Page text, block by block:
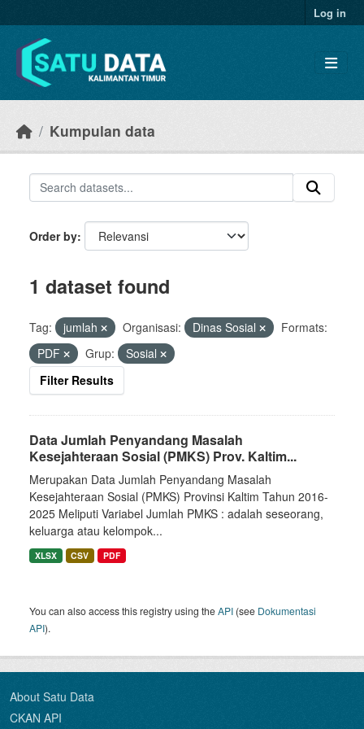
Log in
Kumpulan data
Order by
1 dataset found
Tag: jumlah Organisasi: Dinas Sosial
Formats:
PDF
Grup:
Sosial
Filter Results
Data Jumlah Penyandang Masalah
Kesejahteraan Sosial (PMKS) Prov. Kaltim...
Merupakan Data Jumlah Penyandang Masalah
Kesejahteraan Sosial (PMKS) Provinsi Kaltim Tahun 2016-
2025 Meliputi Variabel Jumlah PMKS : adalah seseorang,
keluarga atau kelompok...
XLSX CSV PDF
You can also access this registry using theAPI (see Dokumentasi
API).
About Satu Data
CKAN API